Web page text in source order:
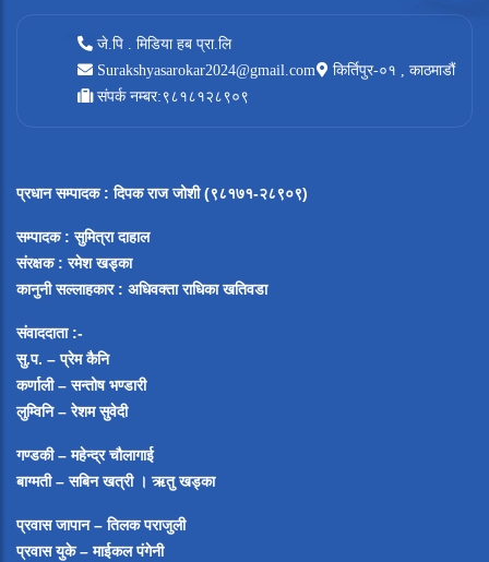
जे.पि . मिडिया हब प्रा.लि
Surakshyasarokar2024@gmail.com
किर्तिपुर-०१ , काठमाडौं
संपर्क नम्बर:९८१८१२८९०९
प्रधान सम्पादक: दिपक राज जोशी (९८१७१-२८९०९)
सम्पादक : सुमित्रा दाहाल
संरक्षक : रमेश खड्का
कानुनी सल्लाहकार : अधिवक्ता राधिका खतिवडा
संवाददाता :-
सु.प. – प्रेम कैनि
कर्णाली – सन्तोष भण्डारी
लुम्विनि – रेशम सुवेदी
गण्डकी – महेन्द्र चौलागाई
बाग्मती – सबिन खत्री ।ऋतु खड्का
प्रवास जापान – तिलक पराजुली
प्रवास युके – माईकल पंगेनी